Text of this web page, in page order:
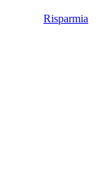
Risparmia